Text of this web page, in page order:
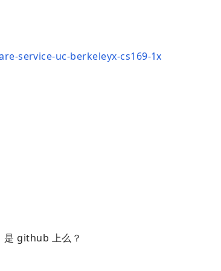
service-uc-berkeleyx-cs169-1x
是 github 上么？